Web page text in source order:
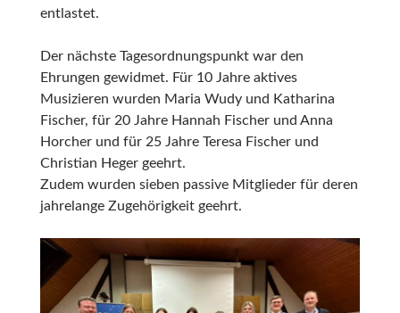
entlastet.
Der nächste Tagesordnungspunkt war den
Ehrungen gewidmet. Für 10 Jahre aktives
Musizieren wurden Maria Wudy und Katharina
Fischer, für 20 Jahre Hannah Fischer und Anna
Horcher und für 25 Jahre Teresa Fischer und
Christian Heger geehrt.
Zudem wurden sieben passive Mitglieder für deren
jahrelange Zugehörigkeit geehrt.